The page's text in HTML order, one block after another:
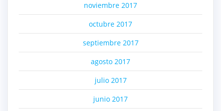
noviembre 2017
octubre 2017
septiembre 2017
agosto 2017
julio 2017
junio 2017